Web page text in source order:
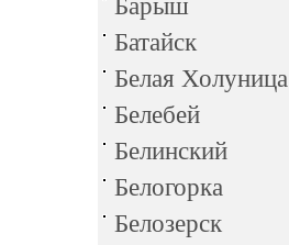
Барыш
Батайск
Белая Холуница
Белебей
Белинский
Белогорка
Белозерск